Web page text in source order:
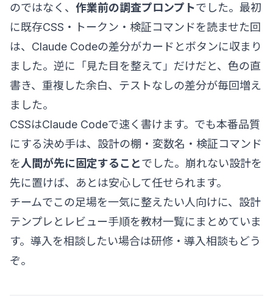
のではなく、 作業前の調査プロンプトでした。最初
に既存CSS・トークン・検証コマンドを読ませた回
は、Claude Codeの差分がカードとボタンに収まり
ました。逆に「見た目を整えて」だけだと、色の直
書き、重複した余白、テストなしの差分が毎回増え
ました。
CSSはClaude Codeで速く書けます。でも本番品質
にする決め手は、設計の棚・変数名・検証コマンド
を人間が先に固定することでした。崩れない設計を
先に置けば、あとは安心して任せられます。
チームでこの足場を一気に整えたい人向けに、設計
テンプレとレビュー手順を教材一覧にまとめていま
す。導入を相談したい場合は研修・導入相談もどう
ぞ。